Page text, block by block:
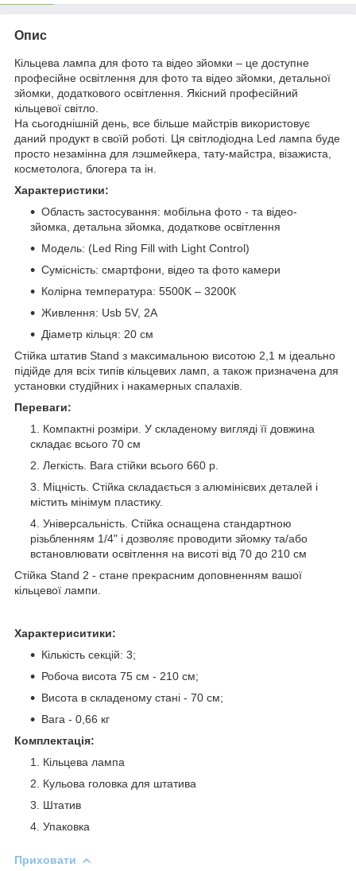
Опис
Кільцева лампа для фото та відео зйомки – це доступне
професійне освітлення для фото та відео зйомки, детальної
зйомки, додаткового освітлення. Якісний професійний
кільцевої світло.
На сьогоднішній день, все більше майстрів використовує
даний продукт в своїй роботі. Ця світлодіодна Led лампа буде
просто незамінна для лэшмейкера, тату-майстра, візажиста,
косметолога, блогера та ін.
Характеристики:
Область застосування: мобільна фото - та відео-
зйомка, детальна зйомка, додаткове освітлення
Модель: (Led Ring Fill with Light Control)
Сумісність: смартфони, відео та фото камери
Колірна температура: 5500K – 3200К
Живлення: Usb 5V, 2A
Діаметр кільця: 20 см
Стійка штатив Stand з максимальною висотою 2,1 м ідеально
підійде для всіх типів кільцевих ламп, а також призначена для
установки студійних і накамерных спалахів.
Переваги:
Компактні розміри. У складеному вигляді її довжина
складає всього 70 см
Легкість. Вага стійки всього 660 р.
Міцність. Стійка складається з алюмінієвих деталей і
містить мінімум пластику.
Універсальність. Стійка оснащена стандартною
різьбленням 1/4" і дозволяє проводити зйомку та/або
встановлювати освітлення на висоті від 70 до 210 см
Стійка Stand 2 - стане прекрасним доповненням вашої
кільцевої лампи.
Характериситики:
Кількість секцій: 3;
Робоча висота 75 см - 210 см;
Висота в складеному стані - 70 см;
Вага - 0,66 кг
Комплектація:
Кільцева лампа
Кульова головка для штатива
Штатив
Упаковка
Приховати